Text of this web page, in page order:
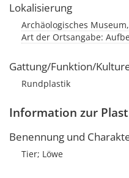
Lokalisierung
Archäologisches
Art der Ortsangabe:
Gattung/Funktion/
Rundplastik
Information zur
Benennung und
Tier; Löwe